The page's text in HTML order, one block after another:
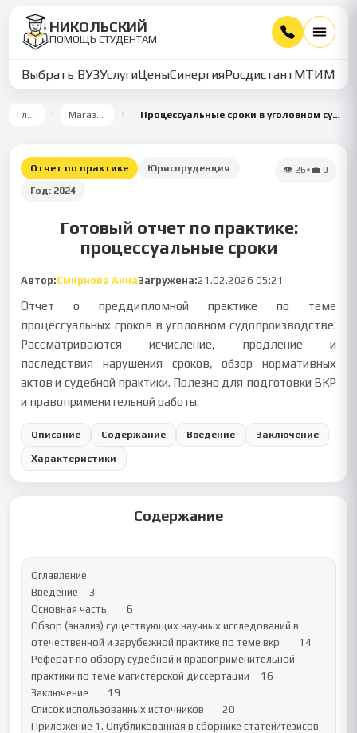
НИКОЛЬСКИЙ
ПОМОЩЬ СТУДЕНТАМ
Выбрать ВУЗУслугиЦеныСинергияРосдистантМТИММУ
Главная Магазин работ Процессуальные сроки в уголовном судопроизводстве: обзор и рекомендации
Отчет по практике
Юриспруденция
Год: 2024
👁 26•💼 0
Готовый отчет по практике:
процессуальные сроки
Автор:Смирнова АннаЗагружена:21.02.2026 05:21
Отчет о преддипломной практике по теме
процессуальных сроков в уголовном судопроизводстве.
Рассматриваются исчисление, продление и
последствия нарушения сроков, обзор нормативных
актов и судебной практики. Полезно для подготовки ВКР
и правоприменительной работы.
Описание Содержание Введение Заключение
Характеристики
Содержание
Оглавление
Введение	3
Основная часть	6
Обзор (анализ) существующих научных исследований в
отечественной и зарубежной практике по теме вкр	14
Реферат по обзору судебной и правоприменительной
практики по теме магистерской диссертации	16
Заключение	19
Список использованных источников	20
Приложение 1. Опубликованная в сборнике статей/тезисов